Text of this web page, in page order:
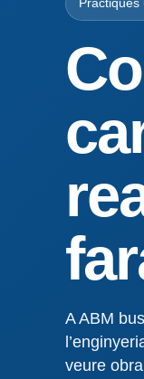
A ABM
veure